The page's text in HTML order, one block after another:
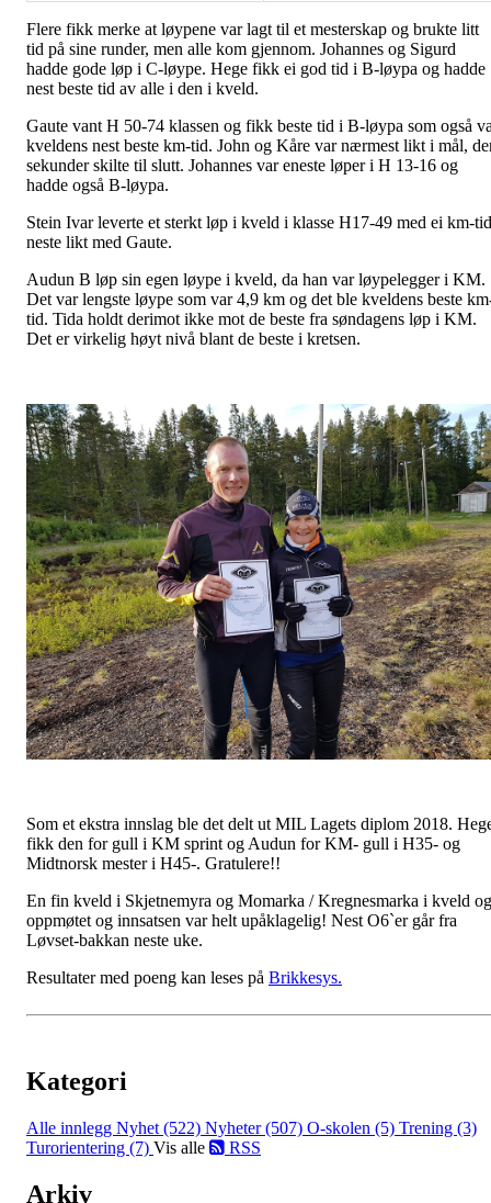
Flere fikk merke at løypene var lagt til et mesterskap og brukte litt
tid på sine runder, men alle kom gjennom. Johannes og Sigurd
hadde gode løp i C-løype. Hege fikk ei god tid i B-løypa og hadde
nest beste tid av alle i den i kveld.
Gaute vant H 50-74 klassen og fikk beste tid i B-løypa som også
kveldens nest beste km-tid. John og Kåre var nærmest likt i mål,
sekunder skilte til slutt. Johannes var eneste løper i H 13-16 og
hadde også B-løypa.
Stein Ivar leverte et sterkt løp i kveld i klasse H17-49 med ei km-tid
neste likt med Gaute.
Audun B løp sin egen løype i kveld, da han var løypelegger i KM.
Det var lengste løype som var 4,9 km og det ble kveldens beste
tid. Tida holdt derimot ikke mot de beste fra søndagens løp i KM.
Det er virkelig høyt nivå blant de beste i kretsen.
Som et ekstra innslag ble det delt ut MIL Lagets diplom 2018.
fikk den for gull i KM sprint og Audun for KM- gull i H35- og
Midtnorsk mester i H45-. Gratulere!!
En fin kveld i Skjetnemyra og Momarka / Kregnesmarka i kveld og
oppmøtet og innsatsen var helt upåklagelig! Nest O6`er går fra
Løvset-bakkan neste uke.
Resultater med poeng kan leses på Brikkesys.
Kategori
Alle innlegg Nyhet (522) Nyheter (507) O-skolen (5) Trening (3)
Turorientering (7) Vis alle RSS
Arkiv